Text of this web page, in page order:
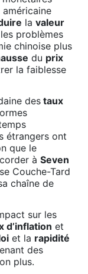
la valeur
problèmes
chinoise plus
du prix
la faiblesse
destaux
étrangers ont
que le
à Seven
Couche-Tard
chaîne de
sur les
d’inflation et
et la rapidité
des
plus.